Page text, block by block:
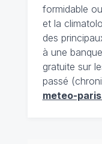
formidable
et la
des
à une
gratuite sur
passé
meteo-